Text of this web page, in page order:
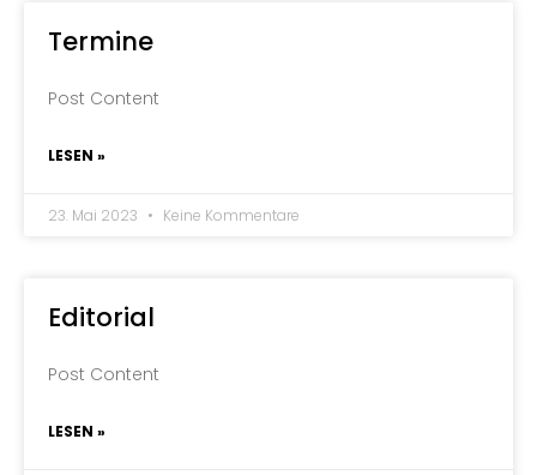
Termine
Post Content
LESEN »
23. Mai 2023 Keine Kommentare
Editorial
Post Content
LESEN »